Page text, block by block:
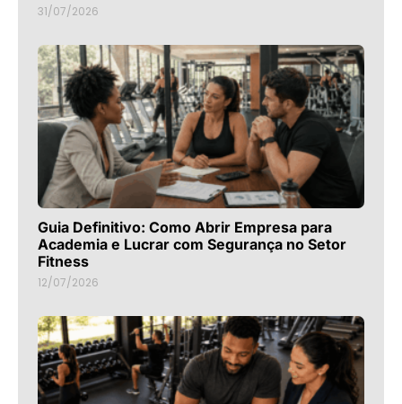
31/07/2026
Guia Definitivo: Como Abrir Empresa para
Academia e Lucrar com Segurança no Setor
Fitness
12/07/2026